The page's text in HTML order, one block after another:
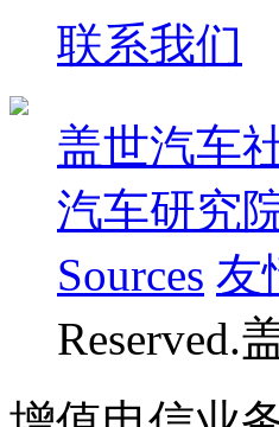
联系我们
盖世汽车
汽车研究
Sources 友
Reserved.